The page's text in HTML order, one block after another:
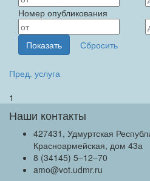
Номер опубликования
Пред. услуга
1
Наши контакты
427431, Удмуртская
Красноармейская, дом 43а
8 (34145) 5–12–70
amo@vot.udmr.ru